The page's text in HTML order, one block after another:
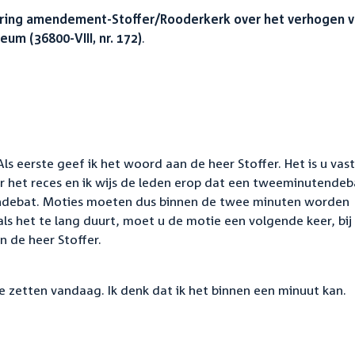
amendement-Stoffer/Rooderkerk over het verhogen
(36800-VIII, nr. 172).
eerste geef ik het woord aan de heer Stoffer. Het is u
reces en ik wijs de leden erop dat een
Moties moeten dus binnen de twee minuten worden
het te lang duurt, moet u de motie een volgende keer, bij
de heer Stoffer.
vandaag. Ik denk dat ik het binnen een minuut kan.